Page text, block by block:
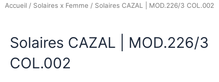
Accueil / Solaires x Femme / Solaires CAZAL | MOD.226/3 COL.002
Solaires CAZAL | MOD.226/3
COL.002